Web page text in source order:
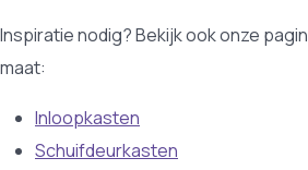
Inspiratie nodig? Bekijk ook onze
maat:
Inloopkasten
Schuifdeurkasten